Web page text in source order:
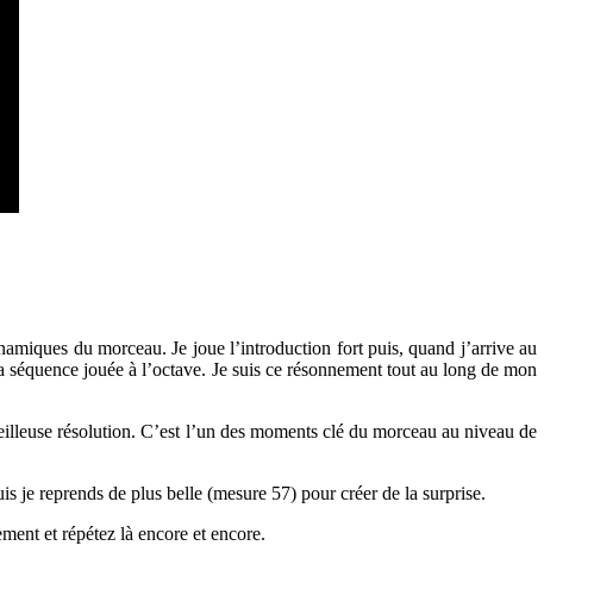
du morceau. Je joue l’introduction fort puis, quand j’arrive au
jouée à l’octave. Je suis ce résonnement tout au long de mon
résolution. C’est l’un des moments clé du morceau au niveau de
je reprends de plus belle (mesure 57) pour créer de la surprise.
et répétez là encore et encore.